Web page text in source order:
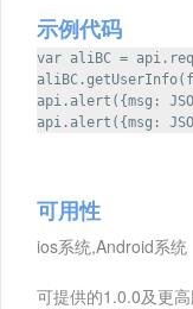
示例代码
var aliBC =
api.alert({msg:
api.alert({msg:
可用性
ios系统,Android系统
可提供的1.0.0及更